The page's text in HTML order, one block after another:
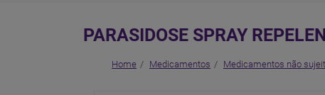
PARASIDOSE SPRAY
Home Medicamentos Medicamentos não